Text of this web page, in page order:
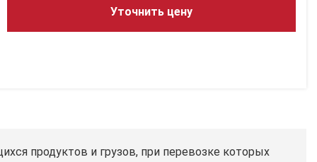
Уточнить цену
продуктов и грузов, при перевозке которых